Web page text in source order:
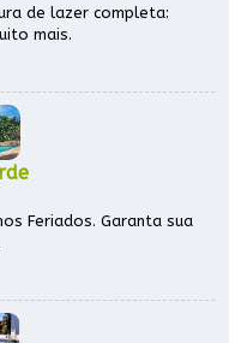
de lazer completa:
mais.
Feriados. Garanta sua